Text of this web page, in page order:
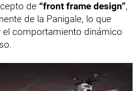
de “front frame design”,
de la Panigale, lo que
el comportamiento dinámico